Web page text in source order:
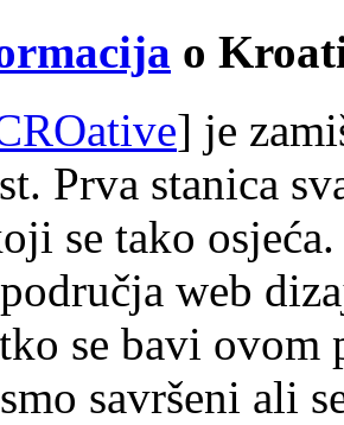
o
] je
Prva stanica
se tako
web
se bavi
savršeni ali